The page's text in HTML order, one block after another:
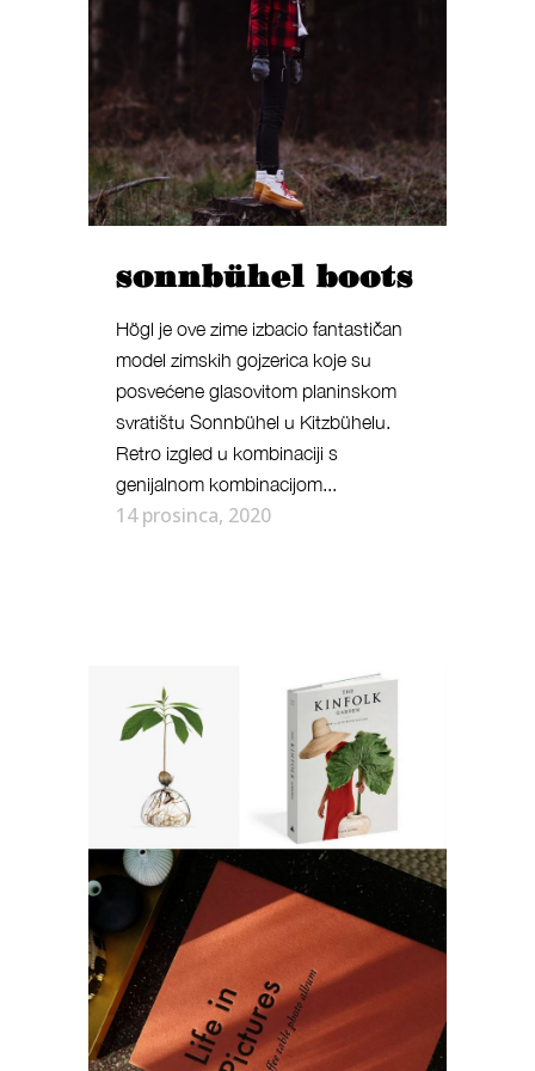
sonnbühel boots
Högl je ove zime izbacio fantastičan
model zimskih gojzerica koje su
posvećene glasovitom planinskom
svratištu Sonnbühel u Kitzbühelu.
Retro izgled u kombinaciji s
genijalnom kombinacijom...
14 prosinca, 2020